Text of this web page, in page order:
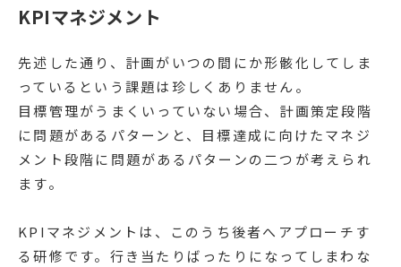
KPIマネジメント
先述した通り、計画がいつの間にか形骸化してしま
っているという課題は珍しくありません。
目標管理がうまくいっていない場合、計画策定段階
に問題があるパターンと、目標達成に向けたマネジ
メント段階に問題があるパターンの二つが考えられ
ます。
KPIマネジメントは、このうち後者へアプローチす
る研修です。行き当たりばったりになってしまわな